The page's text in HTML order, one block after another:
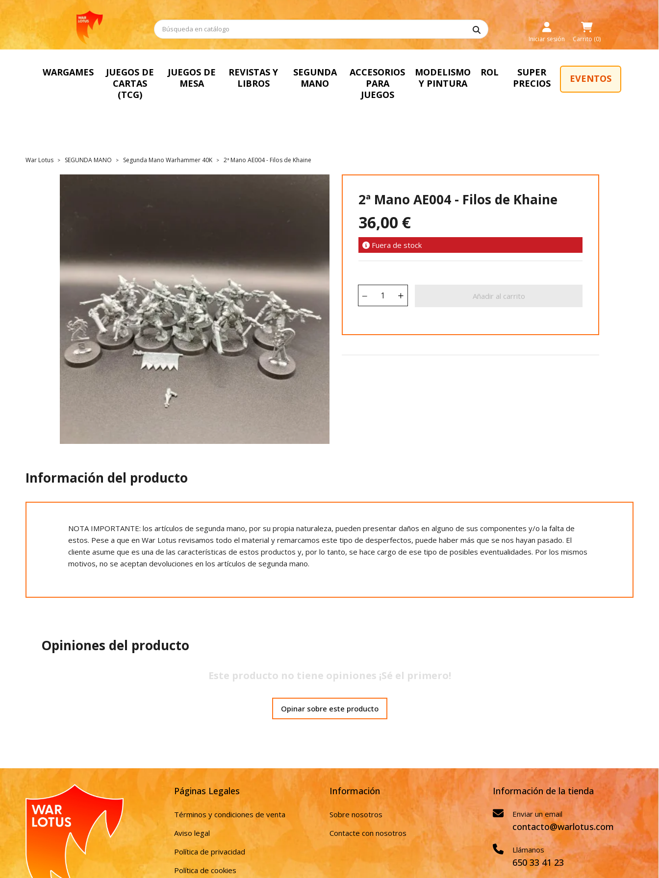
Iniciar sesión Carrito (0)
WARGAMES
JUEGOS DE
CARTAS
(TCG)
JUEGOS DE
MESA
REVISTAS Y
LIBROS
SEGUNDA
MANO
ACCESORIOS
PARA
JUEGOS
MODELISMO
Y PINTURA
ROL
SUPER
PRECIOS
EVENTOS
War Lotus SEGUNDA MANO Segunda Mano Warhammer 40K 2ª Mano AE004 - Filos de Khaine
2ª Mano AE004 - Filos de Khaine
36,00 €
Fuera de stock
Añadir al carrito
Información del producto
NOTA IMPORTANTE: los artículos de segunda mano, por su propia naturaleza, pueden presentar daños en alguno de sus componentes y/o la falta de
estos. Pese a que en War Lotus revisamos todo el material y remarcamos este tipo de desperfectos, puede haber más que se nos hayan pasado. El
cliente asume que es una de las características de estos productos y, por lo tanto, se hace cargo de ese tipo de posibles eventualidades. Por los mismos
motivos, no se aceptan devoluciones en los artículos de segunda mano.
Opiniones del producto
Este producto no tiene opiniones ¡Sé el primero!
Opinar sobre este producto
Páginas Legales
Términos y condiciones de venta
Aviso legal
Política de privacidad
Política de cookies
Información
Sobre nosotros
Contacte con nosotros
Información de la tienda
Enviar un email
contacto@warlotus.com
Llámanos
650 33 41 23